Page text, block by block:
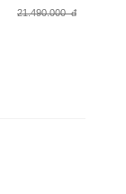
21.490.000 đ